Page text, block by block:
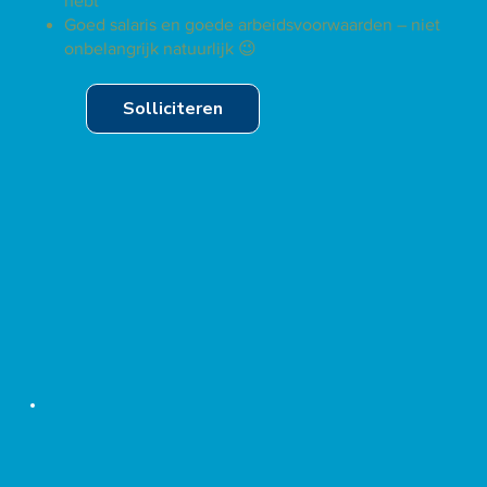
Goed salaris en goede arbeidsvoorwaarden – niet
onbelangrijk natuurlijk 😉
Solliciteren